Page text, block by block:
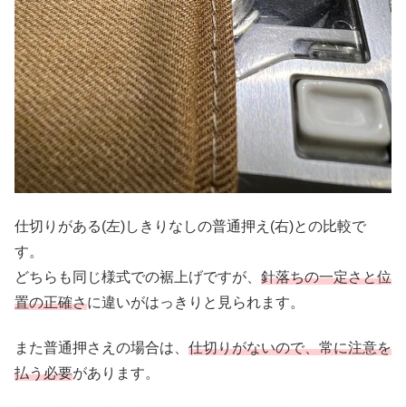
仕切りがある(左)しきりなしの普通押え(右)との比較で
す。
どちらも同じ様式での裾上げですが、 針落ちの一定さと位
置の正確さに違いがはっきりと見られます。
また普通押さえの場合は、 仕切りがないので、常に注意を
払う必要があります。